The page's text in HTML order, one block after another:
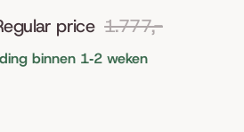
price 1.777,-
binnen 1‑2 weken